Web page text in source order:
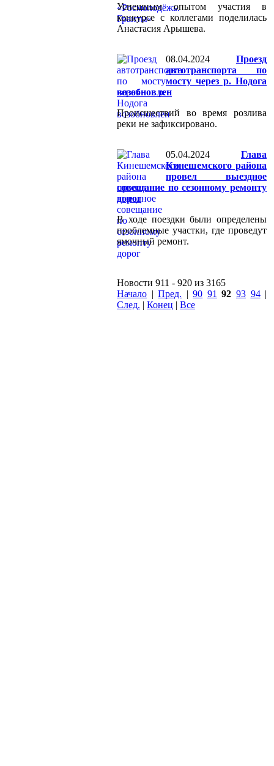
Успешным опытом участия в
конкурсе с коллегами поделилась
Анастасия Арышева.
08.04.2024
Проезд
автотранспорта по
мосту через р. Нодога
возобновлен
Происшествий во время розлива
реки не зафиксировано.
05.04.2024
Глава
Кинешемского района
провел выездное
совещание по сезонному ремонту
дорог
В ходе поездки были определены
проблемные участки, где проведут
ямочный ремонт.
Новости 911 - 920 из 3165
Начало |Пред. |90 91 92 93 94|
След. | Конец | Все